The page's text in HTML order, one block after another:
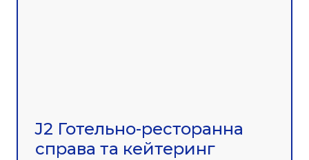
J2 Готельно-ресторанна
справа та кейтеринг